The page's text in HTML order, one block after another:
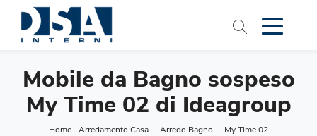
Mobile da Bagno sospeso
My Time 02 di Ideagroup
Home-Arredamento Casa - Arredo Bagno - My Time 02